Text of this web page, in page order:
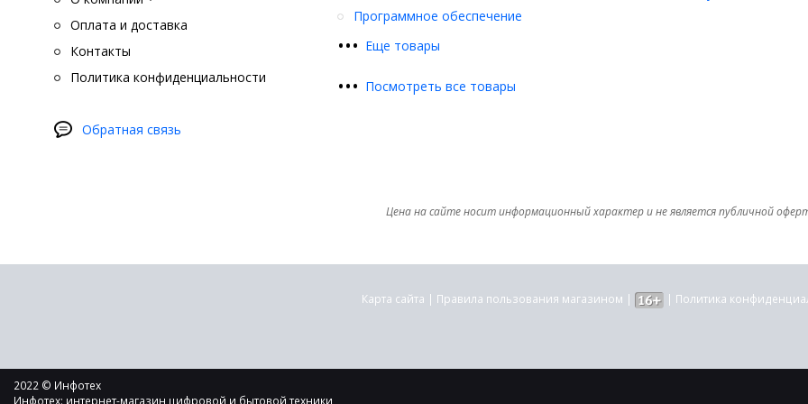
Оплата и доставка
Контакты
Политика конфиденциальности
Обратная связь
••• Еще товары
Программное обеспечение
••• Посмотреть все товары
Цена на сайте носит информационный характер и не является публичной
Карта сайта | Правила пользования магазином | | Политика
2022 © Инфотех
Инфотех: интернет-магазин цифровой и бытовой техники